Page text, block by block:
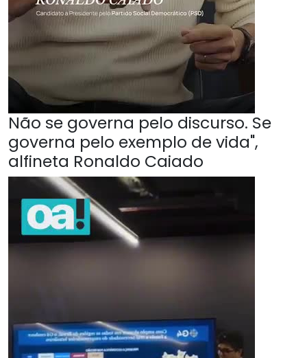
Não se governa pelo discurso. Se
governa pelo exemplo de vida",
alfineta Ronaldo Caiado